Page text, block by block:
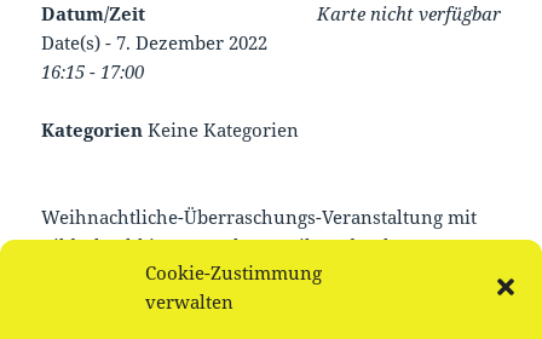
Cookie-Zustimmung
verwalten
Karte nicht verfügbar
Datum/Zeit
Date(s) - 7. Dezember 2022
16:15 - 17:00
Kategorien Keine Kategorien
Weihnachtliche-Überraschungs-Veranstaltung mit
Bilderbuchkino, Basteln, Musik und Keksen